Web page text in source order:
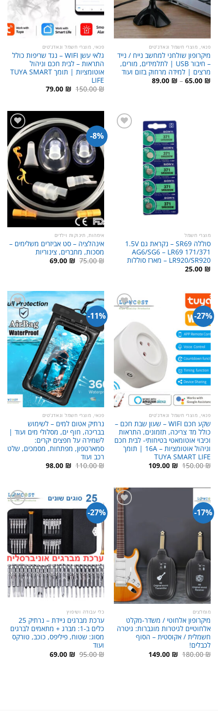
פנאי, מוצרי חשמל וגאדג'טים
מיקרופון שולחני למחשב נייח / נייד
– חיבור USB | לתלמידים, מורים,
מרצים | למידה מרחוק בזום ועוד
65.00 ₪
–
89.00 ₪ טווח
מחירים:
פנאי, מוצרי חשמל וגאדג'טים
גלאי עשן WIFI – נגד שריפות כולל
התראות – לבית חכם וניהול
אוטומציות | תומך TUYA SMART
LIFE
150.00₪ המחיר
המקורי
79.00 ₪ המחיר
הנוכחי
מוצרי חשמל
סוללה SR69 – נקראת גם 1.5V
AG6/SG6 – LR69 171/371
LR920/SR920 – מארז סוללות
25.00 ₪
8%-
אימהות, תינוקות וילדים
אינהלציה – סט אביזרים משלימים –
מסכות, מחברים, צינוריות
75.00₪ המחיר
המקורי
69.00 ₪ המחיר
27%-
פנאי, מוצרי חשמל וגאדג'טים
שקע חכם WIFI – שעון שבת חכם –
כולל מד צריכה, תזמונים, התראות
וכיבוי אוטומאטי בטיחותי- לבית חכם
וניהול אוטומציות – 16A | תומך
TUYA SMART LIFE
150.00₪ המחיר109.00 ₪ המחיר
11%-
פנאי, מוצרי חשמל וגאדג'טים
נרתיק אטום למים – לשימוש
בבריכה, חוף ים, מסלולי מים ועוד |
לשמירה על חפצים יקרים:
סמארטפון, מפתחות, מסמכים, שלט
רכב ועוד
110.00₪ המחיר98.00 ₪ המחיר
17%-
מומלצים
מיקרופון אלחוטי / משדר-מקלט
אלחוטיים לגיטרות מוגברות: גיטרה
חשמלית / אקוסטית – הסוף
לכבלים!
180.00₪ המחיר
המקורי
149.00 ₪ המחיר
27%-
כלי עבודה ושיפוץ
ערכת מברגים ניידת – נרתיק 25
כלים ב-1: מברג + מתאמים לברגים
מסוג: שטוח, פיליפס, כוכב, טורקס
ועוד
95.00₪ המחיר
המקורי
69.00 ₪ המחיר